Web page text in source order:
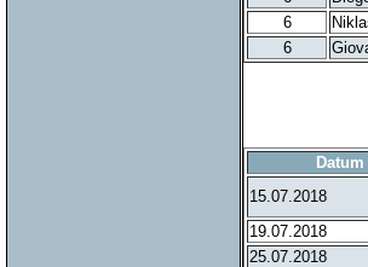
6
6
Datum
15.07.2018
19.07.2018
25.07.2018